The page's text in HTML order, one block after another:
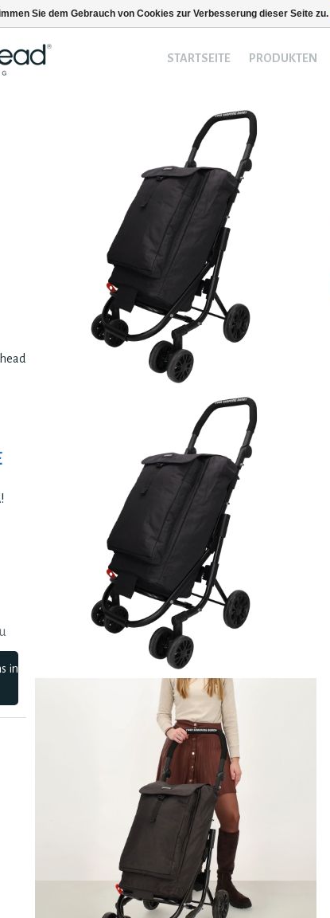
STARTSEITE PRODUKTEN
in
Sie dem Gebrauch von Cookies zur Verbesserung dieser Seite zu.